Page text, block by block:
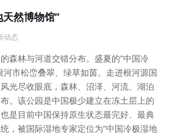
然博物馆”
动态
森林与河道交错分布。盛夏的“中国冷
市松峦叠翠、绿草如茵。走进根河源国
光尽收眼底，森林、沼泽、河流、湖泊
。该公园是中国极少建立在冻土层上的
是目前中国保持原生状态最完好、最典
，被国际湿地专家定位为“中国冷极湿地